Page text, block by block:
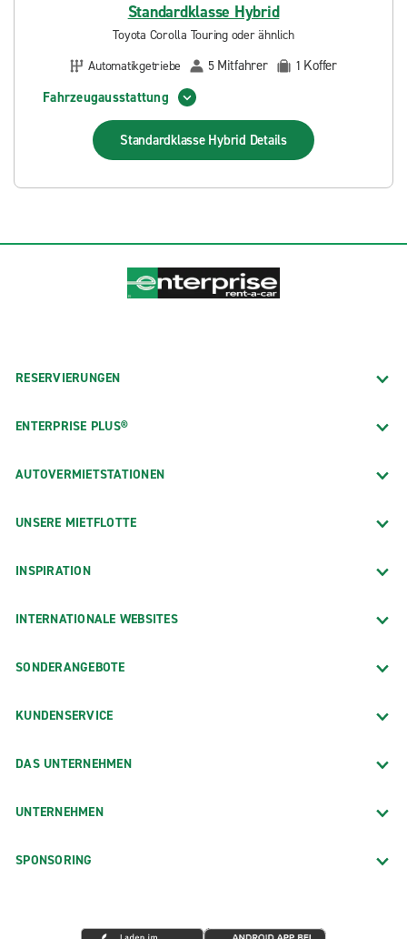
Standardklasse Hybrid
Toyota Corolla Touring oder ähnlich
Automatikgetriebe
5 Mitfahrer 1 Koffer
Fahrzeugausstattung
Standardklasse Hybrid Details
RESERVIERUNGEN
ENTERPRISE PLUS®
AUTOVERMIETSTATIONEN
UNSERE MIETFLOTTE
INSPIRATION
INTERNATIONALE WEBSITES
SONDERANGEBOTE
KUNDENSERVICE
DAS UNTERNEHMEN
UNTERNEHMEN
SPONSORING